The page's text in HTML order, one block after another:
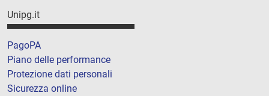
Unipg.it
PagoPA
Piano delle performance
Protezione dati personali
Sicurezza online